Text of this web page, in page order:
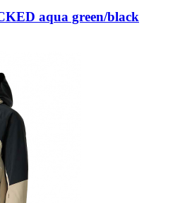
aqua green/black